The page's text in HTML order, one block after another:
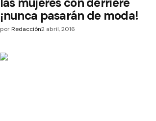
¡nunca pasarán de moda!
por Redacción2 abril, 2016